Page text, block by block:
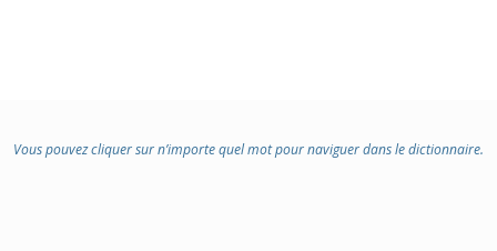
Vous pouvez cliquer sur n’importe quel mot pour naviguer dans le dictionnaire.